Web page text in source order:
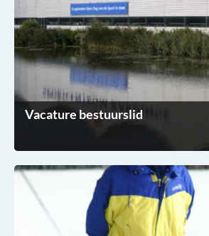
Vacature bestuurslid